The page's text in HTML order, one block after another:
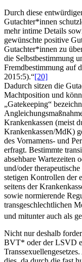
Durch diese
Gutachter*innen
mehr intime Details
gewünschte positive
Gutachter*innen zu
die Selbstbestimmung
Fremdbestimmung auf
2015:5).“[20]
Dadurch sitzen die
Machtposition und
„Gatekeeping“
Krankenkassen (meist
Krankenkassen/MdK)
des Vornamens- und
erfragt. Bestimmte
absehbare Wartezeiten
und/oder
stetigen Kontrollen der
seitens der
sowie normierende
transgeschlechtlichen
und mitunter auch als
Nicht nur deshalb
BVT* oder der LSVD